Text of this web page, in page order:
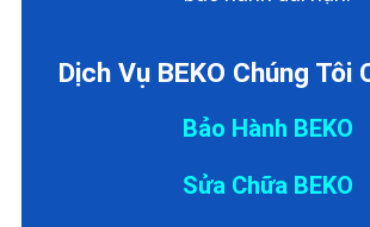
Dịch Vụ BEKO Chúng Tôi
Bảo Hành BEKO
Sửa Chữa BEKO